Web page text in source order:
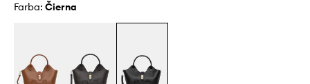
Farba: čierna